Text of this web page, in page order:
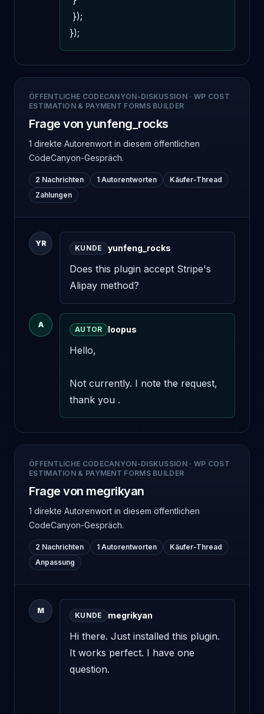
});
ÖFFENTLICHE CODECANYON-DISKUSSION· WP COST
ESTIMATION & PAYMENT FORMS BUILDER
Frage von yunfeng_rocks
1 direkte Autorenwort in diesem öffentlichen
CodeCanyon-Gespräch.
2 Nachrichten 1 Autorentworten
Käufer-Thread
Zahlungen
YR
KUNDE yunfeng_rocks
Does this plugin accept Stripe's
Alipay method?
A
AUTOR loopus
Hello,
Not currently. I note the request,
thank you .
ÖFFENTLICHE CODECANYON-DISKUSSION· WP COST
ESTIMATION & PAYMENT FORMS BUILDER
Frage von megrikyan
1 direkte Autorenwort in diesem öffentlichen
CodeCanyon-Gespräch.
2 Nachrichten 1 Autorentworten
Käufer-Thread
Anpassung
M
KUNDE megrikyan
Hi there. Just installed this plugin.
It works perfect. I have one
question.